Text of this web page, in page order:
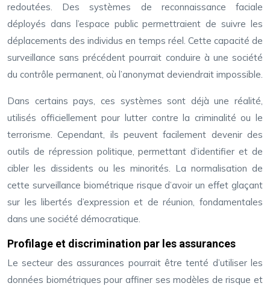
redoutées. Des systèmes de reconnaissance faciale
déployés dans l’espace public permettraient de suivre les
déplacements des individus en temps réel. Cette capacité de
surveillance sans précédent pourrait conduire à une société
du contrôle permanent, où l’anonymat deviendrait impossible.
Dans certains pays, ces systèmes sont déjà une réalité,
utilisés officiellement pour lutter contre la criminalité ou le
terrorisme. Cependant, ils peuvent facilement devenir des
outils de répression politique, permettant d’identifier et de
cibler les dissidents ou les minorités. La normalisation de
cette surveillance biométrique risque d’avoir un effet glaçant
sur les libertés d’expression et de réunion, fondamentales
dans une société démocratique.
Profilage et discrimination par les assurances
Le secteur des assurances pourrait être tenté d’utiliser les
données biométriques pour affiner ses modèles de risque et